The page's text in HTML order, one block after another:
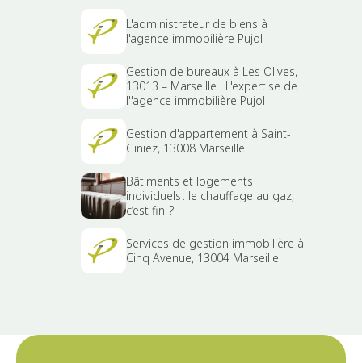
L'administrateur de biens à
l'agence immobilière Pujol
Gestion de bureaux à Les Olives,
13013 – Marseille : l''expertise de
l''agence immobilière Pujol
Gestion d'appartement à Saint-
Giniez, 13008 Marseille
Bâtiments et logements
individuels : le chauffage au gaz,
c’est fini ?
Services de gestion immobilière à
Cinq Avenue, 13004 Marseille